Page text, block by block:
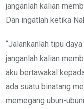
janganlah kalian
Dan ingatlah ketika
“Jalankanlah tipu
janganlah kalian
aku bertawakal
ada suatu binatang
memegang ubun-